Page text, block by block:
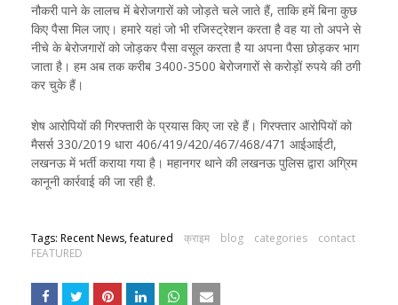
नौकरी पाने के लालच में बेरोजगारों को जोड़ते चले जाते हैं, ताकि हमें बिना कुछ
किए पैसा मिल जाए। हमारे यहां जो भी रजिस्ट्रेशन करता है वह या तो अपने से
नीचे के बेरोजगारों को जोड़कर पैसा वसूल करता है या अपना पैसा छोड़कर भाग
जाता है। हम अब तक करीब 3400-3500 बेरोजगारों से करोड़ों रुपये की ठगी
कर चुके हैं।
शेष आरोपियों की गिरफ्तारी के प्रयास किए जा रहे हैं। गिरफ्तार आरोपियों को
मैसर्स 330/2019 धारा 406/419/420/467/468/471 आईआईटी,
लखनऊ में भर्ती कराया गया है। महानगर थाने की लखनऊ पुलिस द्वारा अग्रिम
कानूनी कार्रवाई की जा रही है.
Tags: Recent News, featured क्राइम blog categories
contact
FEATURED